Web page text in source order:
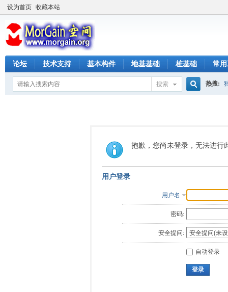
设为首页 收藏本站
论坛 技术支持 基本构件 地基基础 桩基础 常
搜索
索
热搜:
抱歉，您尚未登录，无法进行
用户登录
用户名
密码:
安全提问:
自动登录
登录